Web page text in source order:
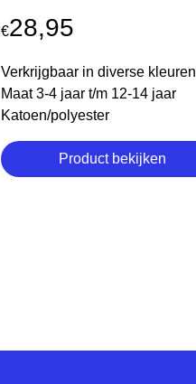
€28,95
Verkrijgbaar in diverse kleuren
Maat 3-4 jaar t/m 12-14 jaar
Katoen/polyester
Product bekijken